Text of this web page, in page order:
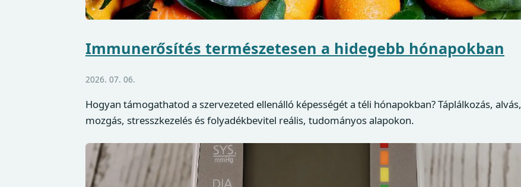
Immunerősítés természetesen a hidegebb hónapokban
2026. 07. 06.
Hogyan támogathatod a szervezeted ellenálló képességét a téli hónapokban? Táplálkozás, alvás,
mozgás, stresszkezelés és folyadékbevitel reális, tudományos alapokon.